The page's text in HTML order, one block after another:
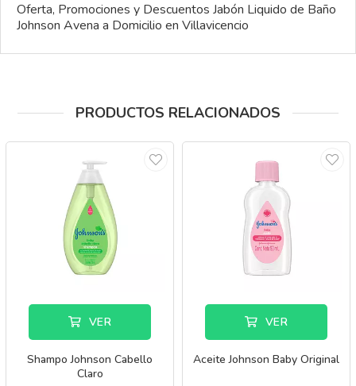
Oferta, Promociones y Descuentos Jabón Liquido de Baño
Johnson Avena a Domicilio en Villavicencio
PRODUCTOS RELACIONADOS
VER
Shampo Johnson Cabello
Claro
VER
Aceite Johnson Baby Original